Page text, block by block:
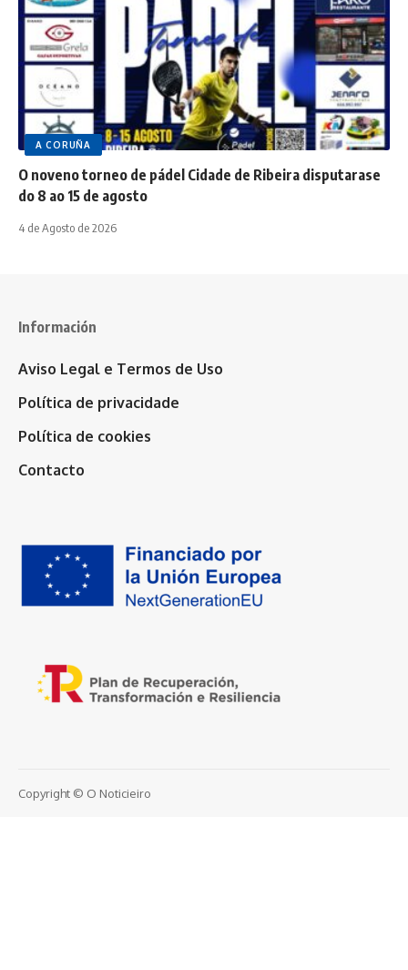
A CORUÑA
O noveno torneo de pádel Cidade de Ribeira disputarase
do 8 ao 15 de agosto
4 de Agosto de 2026
Información
Aviso Legal e Termos de Uso
Política de privacidade
Política de cookies
Contacto
Copyright © O Noticieiro